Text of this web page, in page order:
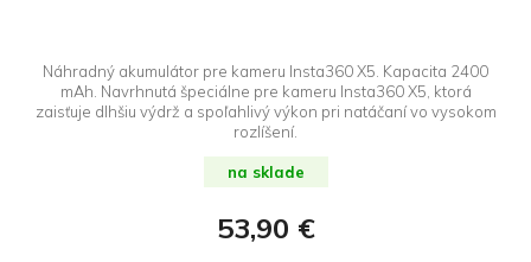
Náhradný akumulátor pre kameru Insta360 X5. Kapacita 2400
mAh. Navrhnutá špeciálne pre kameru Insta360 X5, ktorá
zaisťuje dlhšiu výdrž a spoľahlivý výkon pri natáčaní vo vysokom
rozlíšení.
na sklade
53,90 €